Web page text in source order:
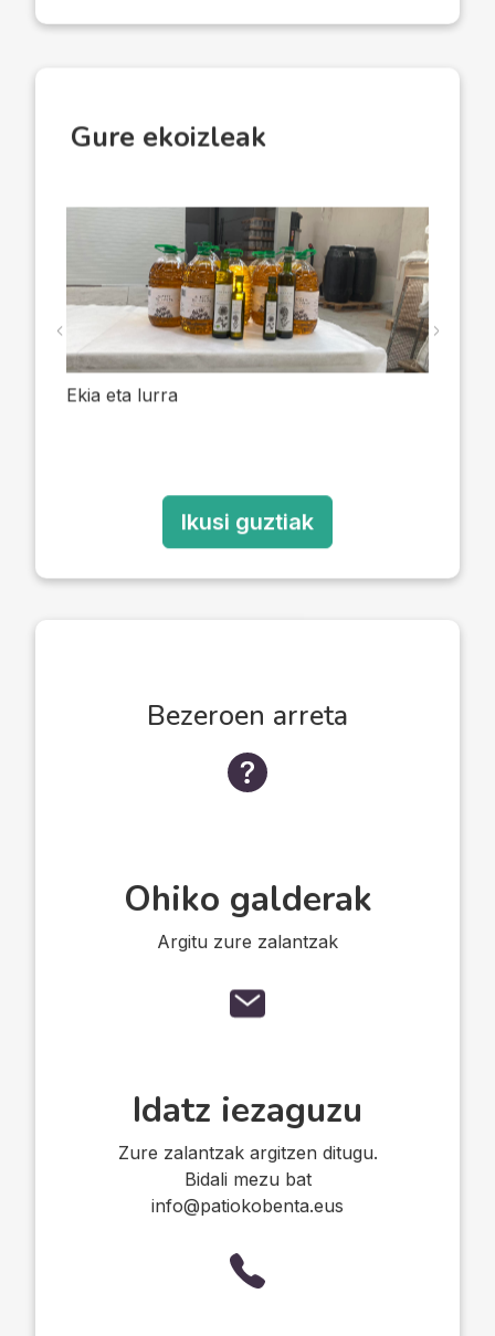
Gure ekoizleak
Ekia eta lurra
Previous Next
Ikusi guztiak
Bezeroen arreta
Ohiko galderak
Argitu zure zalantzak
Idatz iezaguzu
Zure zalantzak argitzen ditugu.
Bidali mezu bat
info@patiokobenta.eus